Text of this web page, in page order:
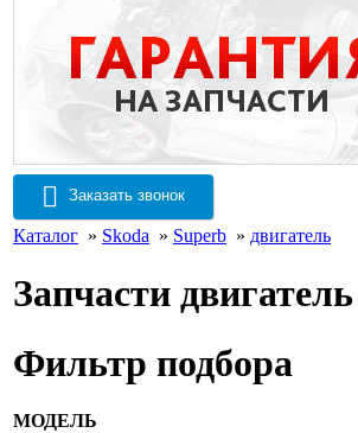
Заказать звонок
Каталог » Skoda » Superb » двигатель
Запчасти двигатель
Фильтр подбора
МОДЕЛЬ